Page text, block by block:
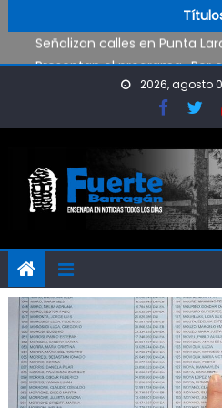
Señalizan calles en Punta
Presentan el programa «Por
sin violencia»
Avanzan en un mapa de
2026, agosto